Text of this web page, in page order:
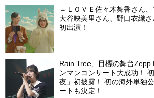
＝ＬＯＶＥ佐々木舞香さん、
大谷映美里さん、野口衣織
初出演！
Rain Tree、目標の舞台Zepp
ンマンコンサート大成功！
夜」初披露！ 初の海外単独
ートも決定！